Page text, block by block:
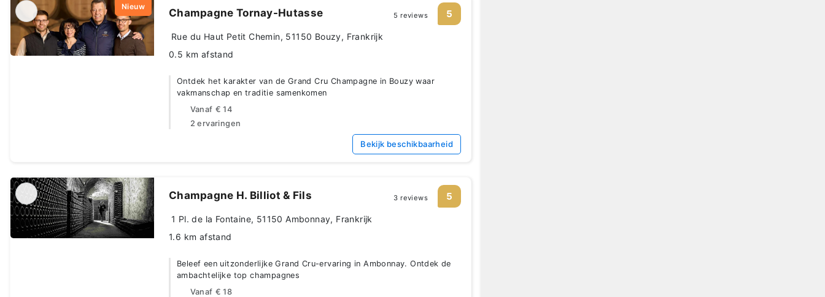
Nieuw Champagne Tornay-Hutasse 5 reviews 5
Rue du Haut Petit Chemin, 51150 Bouzy, Frankrijk
0.5 km afstand
Ontdek het karakter van de Grand Cru Champagne in Bouzy waar
vakmanschap en traditie samenkomen
Vanaf € 14
2 ervaringen
Bekijk beschikbaarheid
Champagne H. Billiot & Fils 3 reviews 5
1 Pl. de la Fontaine, 51150 Ambonnay, Frankrijk
1.6 km afstand
Beleef een uitzonderlijke Grand Cru-ervaring in Ambonnay. Ontdek de
ambachtelijke top champagnes
Vanaf € 18